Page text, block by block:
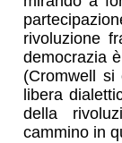
rivoluzione
democrazia
(Cromwell si
libera
della
cammino in